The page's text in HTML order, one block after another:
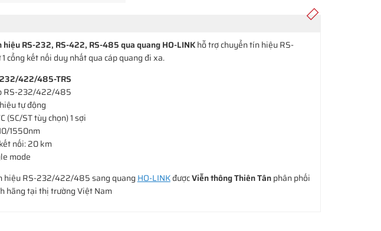
hiệu RS-232, RS-422, RS-485 qua quang HO-LINKhỗ trợ chuyển tín hiệu RS-
cổng kết nối duy nhất qua cáp quang đi xa.
232/422/485-TRS
RS-232/422/485
tự động
(SC/ST tùy chọn) 1 sợi
1550nm
nối: 20 km
mode
hiệu RS-232/422/485 sang quang HO-LINKđượcViễn thông Thiên Tânphân phối
hãng tại thị trường Việt Nam